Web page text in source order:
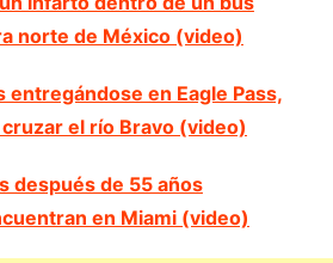
norte de México (video)
entregándose en Eagle Pass,
el río Bravo (video)
después de 55 años
en Miami (video)